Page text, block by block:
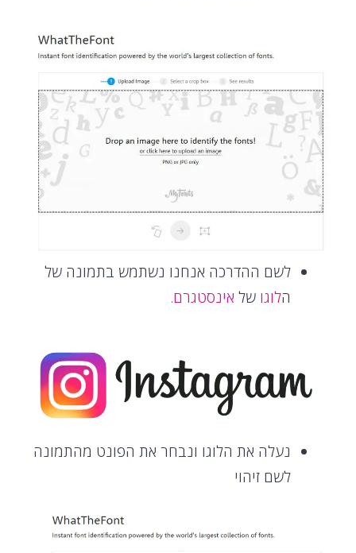
לשם ההדרכה אנחנו נשתמש בתמונה של
הלוגו של אינסטגרם.
נעלה את הלוגו ונבחר את הפונט מהתמונה
לשם זיהוי